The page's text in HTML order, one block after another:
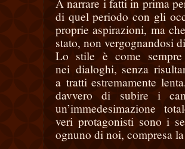
A narrare i fatti in prima
di quel periodo con gli
proprie aspirazioni, ma
stato, non vergognandosi
Lo stile è come
nei dialoghi, senza
a tratti estremamente
davvero di subire i
un’immedesimazione
veriprotagonisti sono i
ognuno di noi, compresa